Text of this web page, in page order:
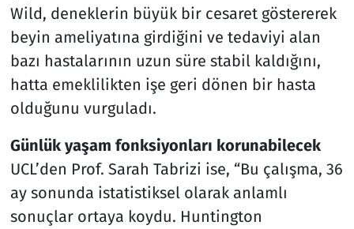
Wild, deneklerin büyük bir cesaret göstererek
beyin ameliyatına girdiğini ve tedaviyi alan
bazı hastalarının uzun süre stabil kaldığını,
hatta emeklilikten işe geri dönen bir hasta
olduğunu vurguladı.
Günlük yaşam fonksiyonları korunabilecek
UCL’den Prof. Sarah Tabrizi ise, “Bu çalışma, 36
ay sonunda istatistiksel olarak anlamlı
sonuçlar ortaya koydu. Huntington